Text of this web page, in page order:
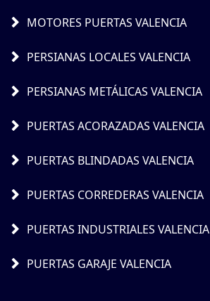
MOTORES PUERTAS VALENCIA
PERSIANAS LOCALES VALENCIA
PERSIANAS METÁLICAS VALENCIA
PUERTAS ACORAZADAS VALENCIA
PUERTAS BLINDADAS VALENCIA
PUERTAS CORREDERAS VALENCIA
PUERTAS INDUSTRIALES VALENCIA
PUERTAS GARAJE VALENCIA